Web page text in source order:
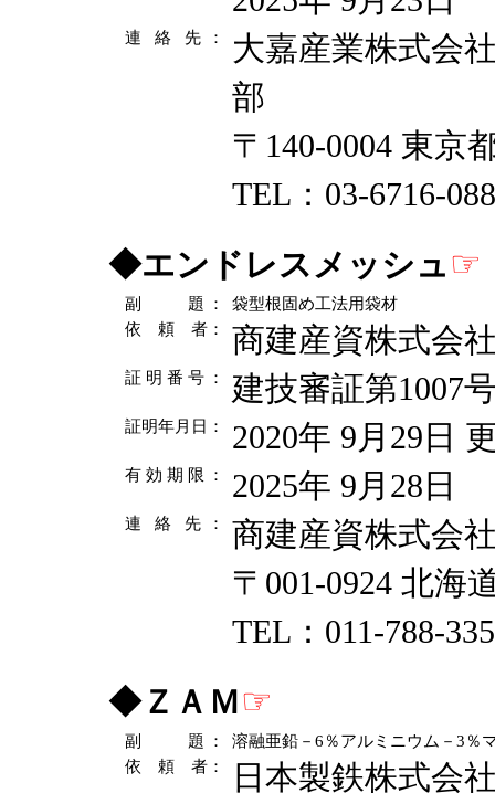
連 絡 先 ：
大嘉産業株式会
部
〒140-0004 東京
TEL：03-6716-
◆エンドレスメッシュ☞
副 題 ：
袋型根固め工法用袋材
依 頼 者 ： 商建産資株式会
証 明 番 号 ： 建技審証第1007
証明年月日 ： 2020年 9月29日
有 効 期 限 ： 2025年 9月28日
連 絡 先 ：
商建産資株式会
〒001-0924 北海
TEL：011-788-
◆ＺＡＭ☞
副 題 ：
溶融亜鉛－6％アルミニウム－3％
依 頼 者 ： 日本製鉄株式会